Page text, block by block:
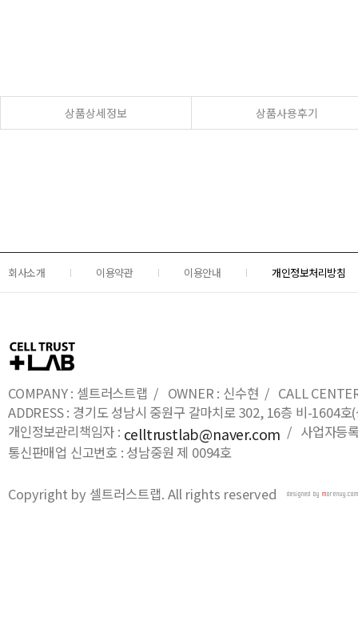
상품상세정보 상품사용후기
회사소개 이용약관 이용안내 개인정보처리방침
COMPANY : 셀트러스트랩 / OWNER : 신수현 / CALL
ADDRESS : 경기도 성남시 중원구 갈마치로 302, 16층 비-1604
개인정보관리책임자 : celltrustlab@naver.com / 사업자등
통신판매업 신고번호 : 성남중원 제 0094호
Copyright by 셀트러스트랩. All rights reserved